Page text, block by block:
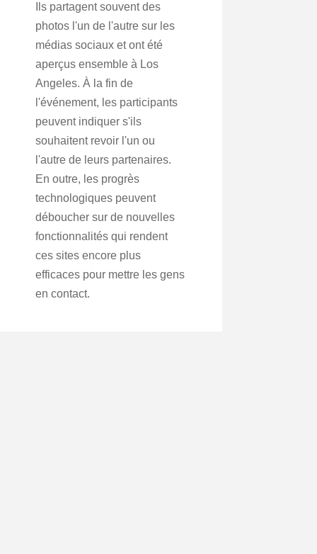
Ils partagent souvent des
photos l'un de l'autre sur les
médias sociaux et ont été
aperçus ensemble à Los
Angeles. À la fin de
l'événement, les participants
peuvent indiquer s'ils
souhaitent revoir l'un ou
l'autre de leurs partenaires.
En outre, les progrès
technologiques peuvent
déboucher sur de nouvelles
fonctionnalités qui rendent
ces sites encore plus
efficaces pour mettre les gens
en contact.